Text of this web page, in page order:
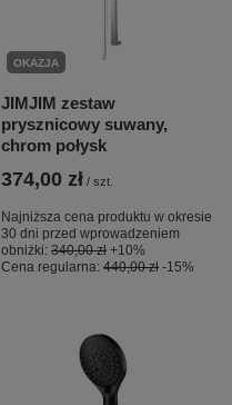
OKAZJA
JIMJIM zestaw
prysznicowy suwany,
chrom połysk
374,00 zł / szt.
Najniższa cena produktu w okresie
30 dni przed wprowadzeniem
obniżki: 340,00 zł +10%
Cena regularna: 440,00 zł -15%